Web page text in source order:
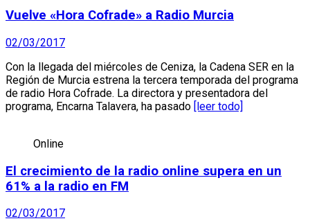
Vuelve «Hora Cofrade» a Radio Murcia
02/03/2017
Con la llegada del miércoles de Ceniza, la Cadena SER en la
Región de Murcia estrena la tercera temporada del programa
de radio Hora Cofrade. La directora y presentadora del
programa, Encarna Talavera, ha pasado [leer todo]
Online
El crecimiento de la radio online supera en un
61% a la radio en FM
02/03/2017